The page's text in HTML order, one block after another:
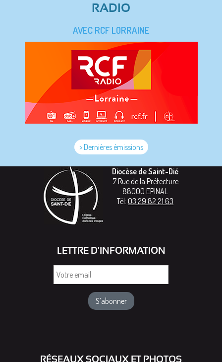
RADIO
AVEC RCF LORRAINE
> Dernières émissions
Diocèse de Saint-Dié
7 Rue de la Préfecture
88000 EPINAL
Tél: 03 29 82 21 63
LETTRE D'INFORMATION
RÉSEAUX SOCIAUX ET PHOTOS